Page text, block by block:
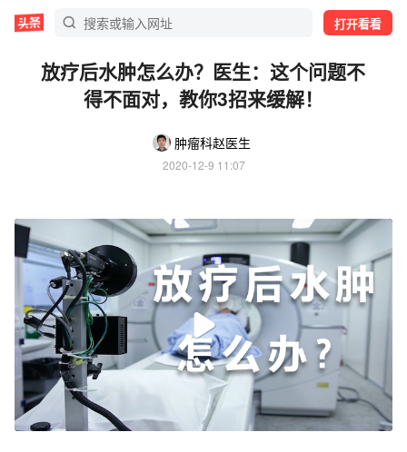
打开看看
放疗后水肿怎么办？医生：这个问题不
得不面对，教你3招来缓解！
肿瘤科赵医生
2020-12-9 11:07